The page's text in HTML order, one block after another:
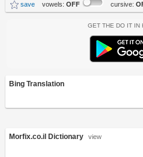
save vowels: OFF cursive:
Get the Do It In
Bing Translation
Morfix.co.il Dictionary view